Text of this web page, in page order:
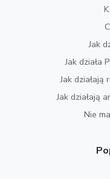
Jak
Jak działa
Jak
Jak działają
Nie